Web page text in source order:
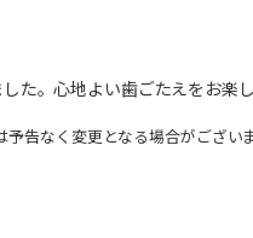
た。心地よい歯ごたえをお楽
告なく変更となる場合がござい